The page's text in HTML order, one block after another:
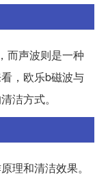
而声波则是一种
，欧乐b磁波与
洁方式。
理和清洁效果。